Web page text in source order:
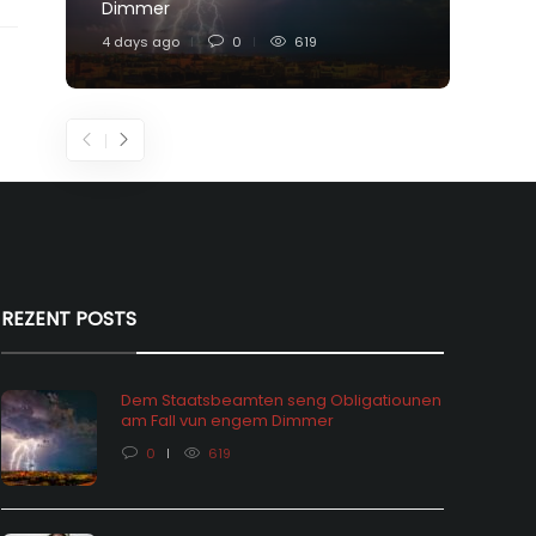
Dimmer
4 days ago 0 619
REZENT POSTS
Dem Staatsbeamten seng Obligatiounen
am Fall vun engem Dimmer
0 619